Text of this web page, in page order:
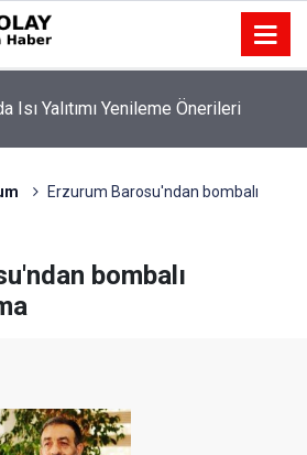
Isı Yalıtımı Yenileme Önerileri
Erzurum Barosu'ndan bombalı
bombalı